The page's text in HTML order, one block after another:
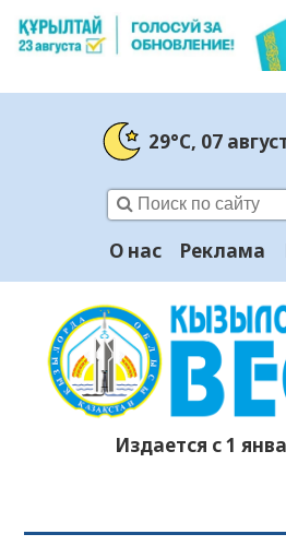
29°C, 07
О нас Реклама
Издается с 1